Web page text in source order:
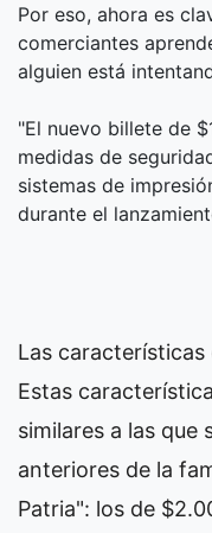
Por eso, ahora es
comerciantes
alguien está
"El nuevo billete de
medidas de
sistemas de
durante el
Las
Estas
similares a las que
anteriores de la
Patria": los de